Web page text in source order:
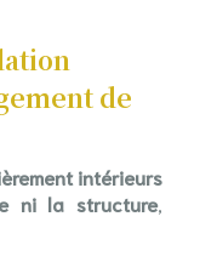
de
intérieurs
ni la structure,